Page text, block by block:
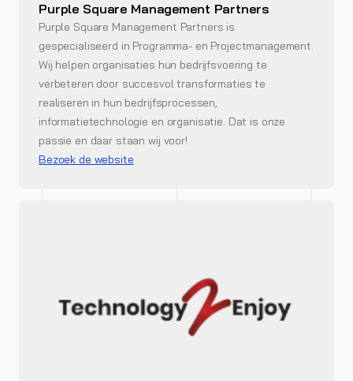
Purple Square Management Partners
Purple Square Management Partners is
gespecialiseerd in Programma- en Projectmanagement.
Wij helpen organisaties hun bedrijfsvoering te
verbeteren door succesvol transformaties te
realiseren in hun bedrijfsprocessen,
informatietechnologie en organisatie. Dat is onze
passie en daar staan ​​wij voor!
Bezoek de website